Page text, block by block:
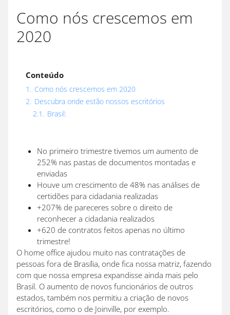
Como nós crescemos em
2020
Conteúdo
1. Como nós crescemos em 2020
2. Descubra onde estão nossos escritórios
2.1. Brasil:
No primeiro trimestre tivemos um aumento de
252% nas pastas de documentos montadas e
enviadas
Houve um crescimento de 48% nas análises de
certidões para cidadania realizadas
+207% de pareceres sobre o direito de
reconhecer a cidadania realizados
+620 de contratos feitos apenas no último
trimestre!
O home office ajudou muito nas contratações de
pessoas fora de Brasília, onde fica nossa matriz, fazendo
com que nossa empresa expandisse ainda mais pelo
Brasil. O aumento de novos funcionários de outros
estados, também nos permitiu a criação de novos
escritórios, como o de Joinville, por exemplo.